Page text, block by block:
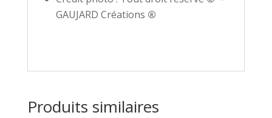
GAUJARD Créations ®
Produits similaires